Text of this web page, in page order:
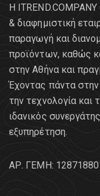
Η ITREND.COMPANY
& διαφημιστική
παραγωγή και
προϊόντων, καθώς
στην Αθήνα και
Έχοντας πάντα
την τεχνολογία και
ιδανικός
εξυπηρέτηση.
AΡ. ΓΕΜΗ: